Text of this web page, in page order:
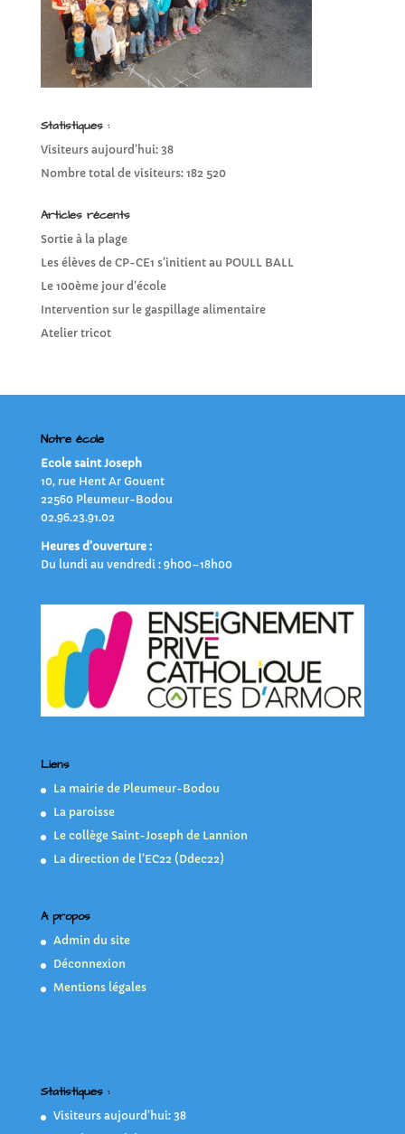
Statistiques :
Visiteurs aujourd’hui: 38
Nombre total de visiteurs: 182 520
Articles récents
Sortie à la plage
Les élèves de CP-CE1 s’initient au POULL BALL
Le 100ème jour d’école
Intervention sur le gaspillage alimentaire
Atelier tricot
Notre école
Ecole saint Joseph
10, rue Hent Ar Gouent
22560 Pleumeur-Bodou
02.96.23.91.02
Heures d’ouverture :
Du lundi au vendredi : 9h00–18h00
Liens
La mairie de Pleumeur-Bodou
La paroisse
Le collège Saint-Joseph de Lannion
La direction de l’EC22 (Ddec22)
A propos
Admin du site
Déconnexion
Mentions légales
Statistiques :
Visiteurs aujourd’hui: 38